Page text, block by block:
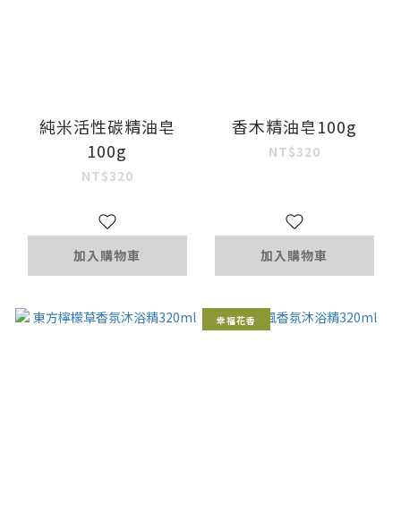
純米活性碳精油皂
100g
NT$320
加入購物車
香木精油皂100g
NT$320
加入購物車
幸福花香